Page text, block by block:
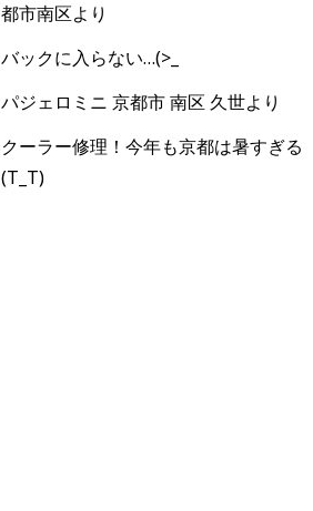
都市南区より
バックに入らない…(>_
パジェロミニ 京都市 南区 久世より
クーラー修理！今年も京都は暑すぎる
(T_T)